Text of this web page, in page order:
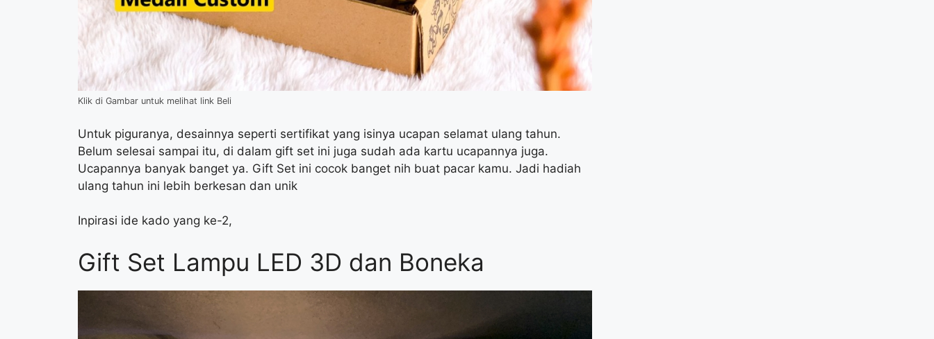
Klik di Gambar untuk melihat link Beli
Untuk piguranya, desainnya seperti sertifikat yang isinya ucapan selamat ulang tahun.
Belum selesai sampai itu, di dalam gift set ini juga sudah ada kartu ucapannya juga.
Ucapannya banyak banget ya. Gift Set ini cocok banget nih buat pacar kamu. Jadi hadiah
ulang tahun ini lebih berkesan dan unik
Inpirasi ide kado yang ke-2,
Gift Set Lampu LED 3D dan Boneka